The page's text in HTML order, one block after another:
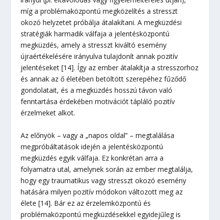
míg a problémaközpontú megközelítés a stresszt
okozó helyzetet próbálja átalakítani. A megküzdési
stratégiák harmadik válfaja a jelentésközpontú
megküzdés, amely a stresszt kiváltó esemény
újraértékelésére irányulva tulajdonít annak pozitív
jelentéseket [14]. Így az ember átalakítja a stresszorhoz
és annak az ő életében betöltött szerepéhez fűződő
gondolatait, és a megküzdés hosszú távon való
fenntartása érdekében motivációt tápláló pozitív
érzelmeket alkot.
Az előnyök – vagy a „napos oldal” – megtalálása
megpróbáltatások idején a jelentésközpontú
megküzdés egyik válfaja. Ez konkrétan arra a
folyamatra utal, amelynek során az ember megtalálja,
hogy egy traumatikus vagy stresszt okozó esemény
hatására milyen pozitív módokon változott meg az
élete [14]. Bár ez az érzelemközpontú és
problémaközpontú megküzdésekkel egyidejűleg is